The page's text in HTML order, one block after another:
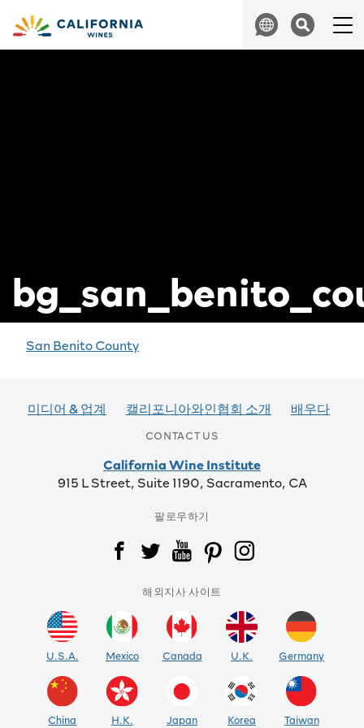
Search
글
비
San Benito County
미디어 & 업계 캘리포니아와인협회 소개 배우다
CONTACT US
California Wine Institute
915 L Street, Suite 1190, Sacramento, CA
팔로우하기
해외지사 사이트
U.S.A. Mexico Canada U.K. Germany
China H.K. Japan Korea Taiwan